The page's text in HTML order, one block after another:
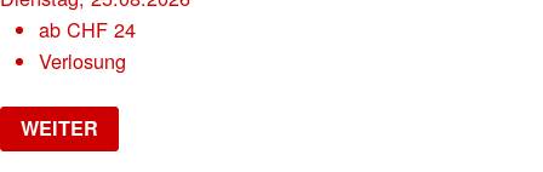
abCHF 24
Verlosung
WEITER